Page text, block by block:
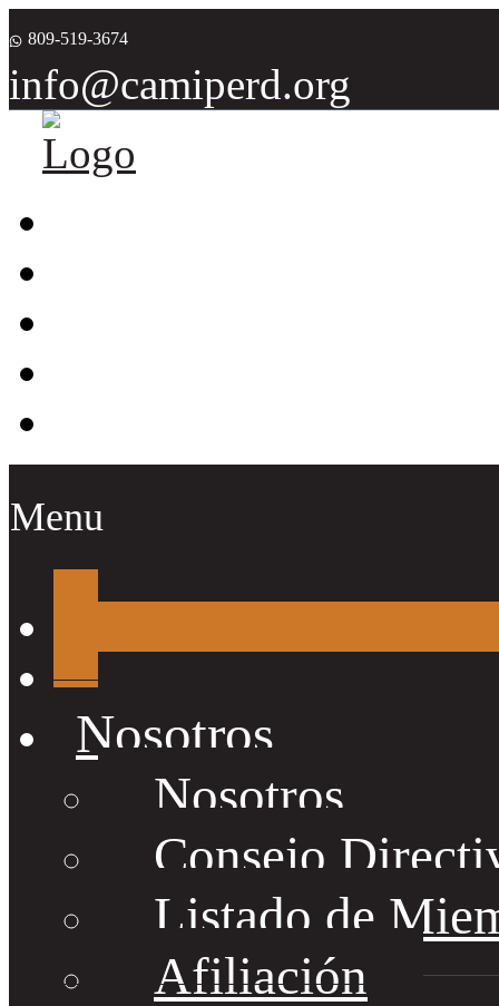
809-519-3674
info@camiperd.org
Menu
Nosotros
Nosotros
Consejo
Listado de
Afiliación